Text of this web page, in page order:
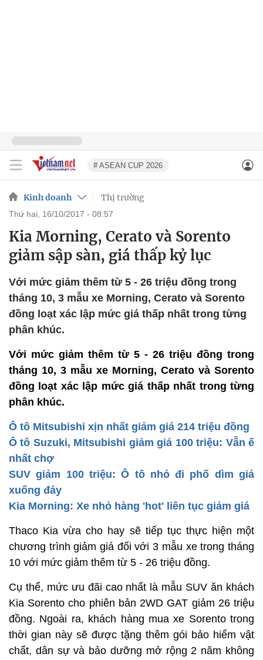
# ASEAN CUP 2026
Kinh doanh Thị trường
thứ hai, 16/10/2017 - 08:57
Kia Morning, Cerato và Sorento
giảm sập sàn, giá thấp kỷ lục
Với mức giảm thêm từ 5 - 26 triệu đồng trong
tháng 10, 3 mẫu xe Morning, Cerato và Sorento
đồng loạt xác lập mức giá thấp nhất trong từng
phân khúc.
Với mức giảm thêm từ 5 - 26 triệu đồng trong
tháng 10, 3 mẫu xe Morning, Cerato và Sorento
đồng loạt xác lập mức giá thấp nhất trong từng
phân khúc.
Ô tô Mitsubishi xịn nhất giảm giá 214 triệu đồng
Ô tô Suzuki, Mitsubishi giảm giá 100 triệu: Vẫn ế
nhất chợ
SUV giảm 100 triệu: Ô tô nhỏ đi phố dìm giá
xuống đáy
Kia Morning: Xe nhỏ hàng 'hot' liên tục giảm giá
Thaco Kia vừa cho hay sẽ tiếp tục thực hiện một
chương trình giảm giá đối với 3 mẫu xe trong tháng
10 với mức giảm thêm từ 5 - 26 triệu đồng.
Cụ thể, mức ưu đãi cao nhất là mẫu SUV ăn khách
Kia Sorento cho phiên bản 2WD GAT giảm 26 triệu
đồng. Ngoài ra, khách hàng mua xe Sorento trong
thời gian này sẽ được tặng thêm gói bảo hiểm vật
chất, dân sự và bảo dưỡng mở rộng 2 năm không